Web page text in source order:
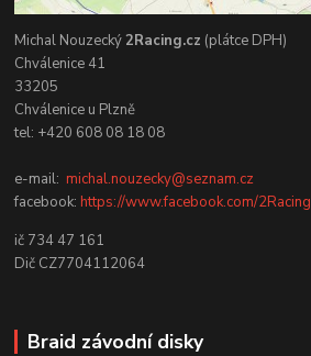
Michal Nouzecký2Racing.cz (plátce DPH)
Chválenice 41
33205
Chválenice u Plzně
tel: +420 608 08 18 08
e-mail:michal.nouzecky@seznam.cz
facebook:https://www.facebook.com/2Racing
ič 734 47 161
Dič CZ7704112064
Braid závodní disky